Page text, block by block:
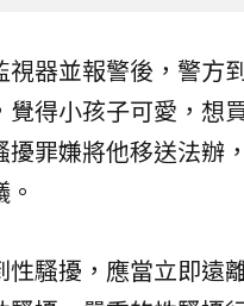
器並報警後，警方
得小孩子可愛，想
罪嫌將他移送法辦
騷擾，應當立即遠